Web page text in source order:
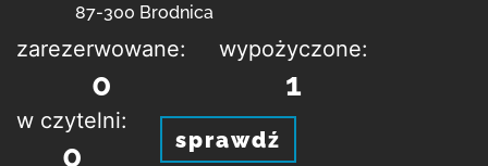
87-300 Brodnica
zarezerwowane:
0
wypożyczone:
1
w czytelni:
0 sprawdź